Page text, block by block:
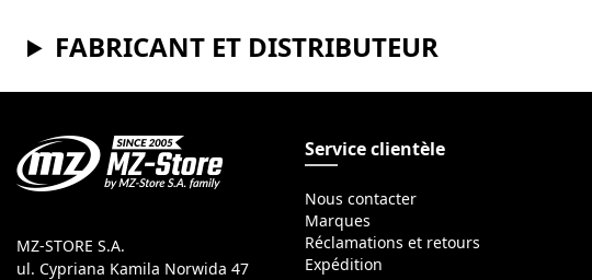
FABRICANT ET DISTRIBUTEUR
MZ-STORE S.A.
ul. Cypriana Kamila Norwida 47
Service clientèle
Nous contacter
Marques
Réclamations et retours
Expédition